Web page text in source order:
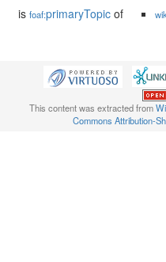
is foaf:primaryTopic of
This content was extracted from
Commons Attribution-